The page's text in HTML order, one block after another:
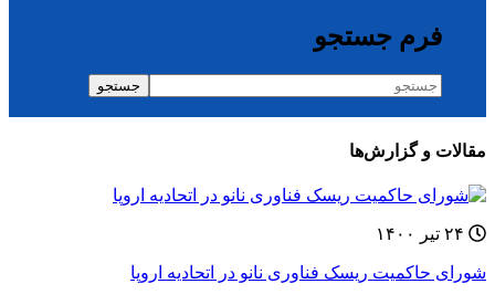
فرم جستجو
جستجو
مقالات و گزارش‌ها
شورای حاکمیت ریسک فناوری نانو در اتحادیه اروپا